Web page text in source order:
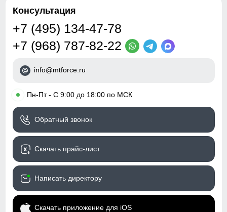
Консультация
+7 (495) 134-47-78
+7 (968) 787-82-22
info@mtforce.ru
• Пн-Пт - С 9:00 до 18:00 по МСК
Обратный звонок
Скачать прайс-лист
Написать директору
Скачать приложение для iOS